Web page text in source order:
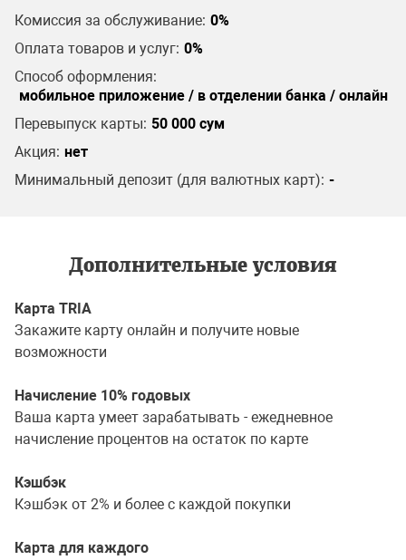
Комиссия за обслуживание: 0%
Оплата товаров и услуг: 0%
Способ оформления:
мобильное приложение / в отделении банка / онлайн
Перевыпуск карты: 50 000 сум
Акция: нет
Минимальный депозит (для валютных карт): -
Дополнительные условия
Карта TRIA
Закажите карту онлайн и получите новые
возможности
Начисление 10% годовых
Ваша карта умеет зарабатывать - ежедневное
начисление процентов на остаток по карте
Кэшбэк
Кэшбэк от 2% и более с каждой покупки
Карта для каждого